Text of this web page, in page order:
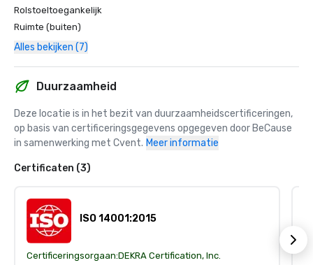
Rolstoeltoegankelijk
Ruimte (buiten)
Alles bekijken (7)
Duurzaamheid
Deze locatie is in het bezit van duurzaamheidscertificeringen,
op basis van certificeringsgegevens opgegeven door BeCause
in samenwerking met Cvent. Meer informatie
Certificaten (3)
ISO 14001:2015
Certificeringsorgaan:DEKRA Certification, Inc.